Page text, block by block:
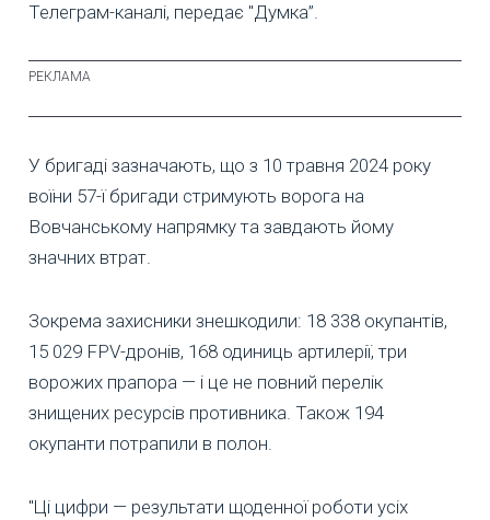
Телеграм-каналі, передає "Думка”.
У бригаді зазначають, що з 10 травня 2024 року
воїни 57-ї бригади стримують ворога на
Вовчанському напрямку та завдають йому
значних втрат.
Зокрема захисники знешкодили: 18 338 окупантів,
15 029 FPV-дронів, 168 одиниць артилерії, три
ворожих прапора — і це не повний перелік
знищених ресурсів противника. Також 194
окупанти потрапили в полон.
"Ці цифри — результати щоденної роботи усіх